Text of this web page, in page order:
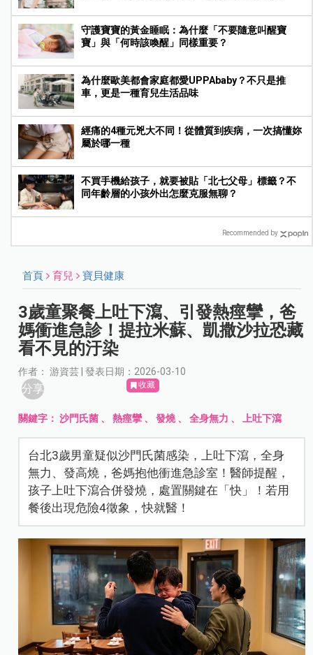
守護寶寶的黃金睡眠：為什麼「不要隨意叫醒寶
寶」與「何時該喚醒」同樣重要？
為什麼歐美都會家庭都愛UPPAbaby？不只是推
車，更是一種育兒生活品味
經痛的4種元兇大不同！從體質到疾病，一次搞懂妳
屬於哪一種
不買手機給孩子，就要被貼「北七父母」標籤？不
同年齡層的小孩外出怎麼克服無聊？
Recommended by
首頁 育兒 寶貝健康
3歲童聚餐上吐下瀉、引發熱痙攣，爸
媽衝進急診！提拉米蘇、凱撒沙拉恐藏
看不見的汙染
作者： 游資芸 | 發表日期：2026-03-10
分享 收藏
關鍵字：沙門氏菌 、熱痙攣、發燒 、全身無力 、 上吐下瀉
台北3歲男童疑似沙門氏菌感染，上吐下瀉，全身
無力、發高燒，爸媽抱他衝進急診室！醫師提醒，
孩子上吐下瀉合併發燒，處置關鍵在「快」！若用
餐後出現危險4徵象，快就醫！